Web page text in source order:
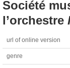
Société
l’orchestre
url of online version
genre